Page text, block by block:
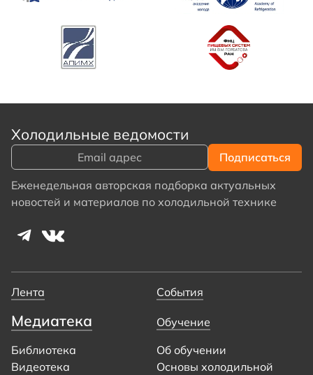
Холодильные ведомости
Еженедельная авторская подборка актуальных
новостей и материалов по холодильной технике
Лента События
Медиатека
Библиотека
Видеотека
Обучение
Об обучении
Основы холодильной